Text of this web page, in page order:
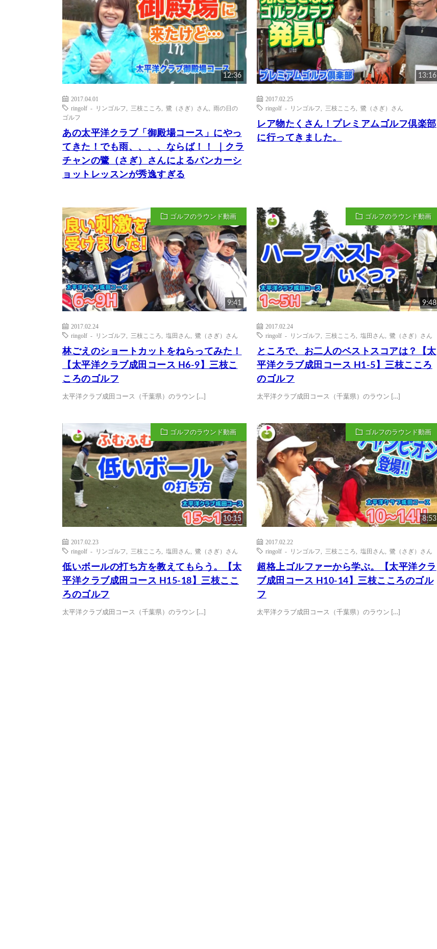
12:36
2017.04.01
ringolf - リンゴルフ
三枝こころ 鷺（さぎ）さん
雨の日の
ゴルフ
あの太平洋クラブ「御殿場コース」にやっ
てきた！でも雨、、、、ならば！！ ｜クラ
チャンの鷺（さぎ）さんによるバンカーシ
ョットレッスンが秀逸すぎる
13:16
2017.02.25
ringolf - リンゴルフ
三枝こころ ,鷺（さぎ）さん
レア物たくさん！プレミアムゴルフ倶楽部
に行ってきました。
ゴルフのラウンド動画
9:41
2017.02.24
ringolf - リンゴルフ
三枝こころ 塩田さん 鷺（さぎ）さん
林ごえのショートカットをねらってみた！
【太平洋クラブ成田コース H6-9】三枝こ
ころのゴルフ
太平洋クラブ成田コース（千葉県）のラウン […]
ゴルフのラウンド動画
9:48
2017.02.24
ringolf - リンゴルフ
三枝こころ ,塩田さん ,鷺（さぎ）さん
ところで、お二人のベストスコアは？【太
平洋クラブ成田コース H1-5】三枝こころ
のゴルフ
太平洋クラブ成田コース（千葉県）のラウン […]
ゴルフのラウンド動画
10:15
2017.02.23
ringolf - リンゴルフ
三枝こころ 塩田さん 鷺（さぎ）さん
低いボールの打ち方を教えてもらう。【太
平洋クラブ成田コース H15-18】三枝ここ
ろのゴルフ
太平洋クラブ成田コース（千葉県）のラウン […]
ゴルフのラウンド動画
8:53
2017.02.22
ringolf - リンゴルフ
三枝こころ ,塩田さん ,鷺（さぎ）さん
超格上ゴルファーから学ぶ。【太平洋クラ
ブ成田コース H10-14】三枝こころのゴル
フ
太平洋クラブ成田コース（千葉県）のラウン […]